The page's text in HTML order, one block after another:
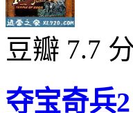
豆瓣 7.7
夺宝奇兵